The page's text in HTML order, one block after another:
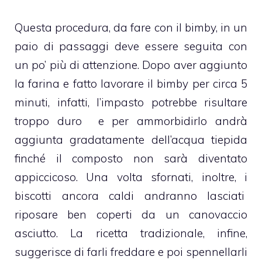
Questa procedura, da fare con il bimby, in un
paio di passaggi deve essere seguita con
un po’ più di attenzione. Dopo aver aggiunto
la farina e fatto lavorare il bimby per circa 5
minuti, infatti, l’impasto potrebbe risultare
troppo duro e per ammorbidirlo andrà
aggiunta gradatamente dell’acqua tiepida
finché il composto non sarà diventato
appiccicoso. Una volta sfornati, inoltre, i
biscotti ancora caldi andranno lasciati
riposare ben coperti da un canovaccio
asciutto. La ricetta tradizionale, infine,
suggerisce di farli freddare e poi spennellarli